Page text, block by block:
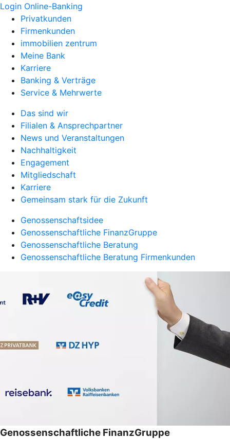
Login Online-Banking
Privatkunden
Firmenkunden
immobilien zentrum
Meine Bank
Karriere
Banking & Verträge
Service & Mehrwerte
Das sind wir
Filialen & Ansprechpartner
News und Veranstaltungen
Nachhaltigkeit
Engagement
Mitgliedschaft
Karriere
Gemeinsam stark für die Zukunft
Genossenschaftsidee
Genossenschaftliche FinanzGruppe
Genossenschaftliche Beratung
Genossenschaftliche Beratung Firmenkunden
Genossenschaftliche FinanzGruppe